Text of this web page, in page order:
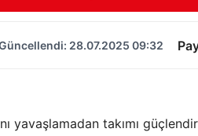
28.07.2025 09:32
yavaşlamadan takımı